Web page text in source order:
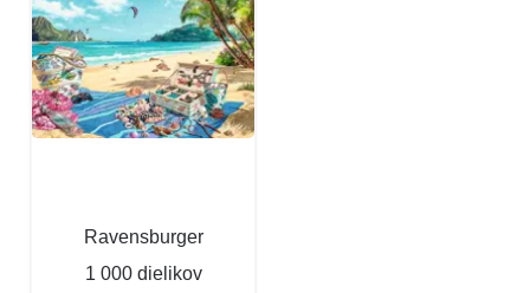
Ravensburger
1 000 dielikov